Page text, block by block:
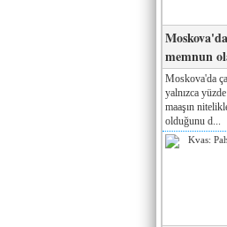
memnun
Moskova'da
yalnızca
maaşın
olduğunu d...